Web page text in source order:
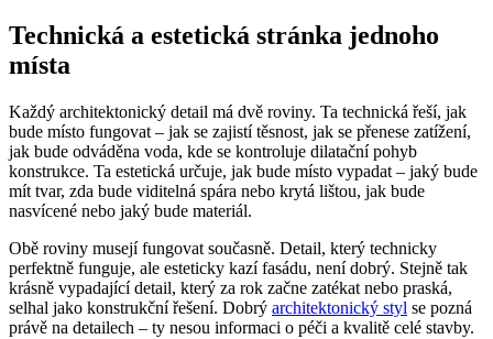
Technická a estetická stránka jednoho
místa
Každý architektonický detail má dvě roviny. Ta technická řeší, jak
bude místo fungovat – jak se zajistí těsnost, jak se přenese zatížení,
jak bude odváděna voda, kde se kontroluje dilatační pohyb
konstrukce. Ta estetická určuje, jak bude místo vypadat – jaký bude
mít tvar, zda bude viditelná spára nebo krytá lištou, jak bude
nasvícené nebo jaký bude materiál.
Obě roviny musejí fungovat současně. Detail, který technicky
perfektně funguje, ale esteticky kazí fasádu, není dobrý. Stejně tak
krásně vypadající detail, který za rok začne zatékat nebo praská,
selhal jako konstrukční řešení. Dobrý architektonický styl se pozná
právě na detailech – ty nesou informaci o péči a kvalitě celé stavby.